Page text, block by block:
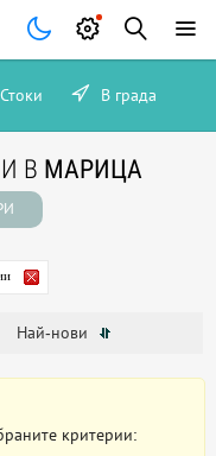
Стоки В града
В МАРИЦА
Най-нови
критерии: